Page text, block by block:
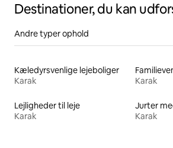
Destinationer, du kan
Andre typer ophold
Kæledyrsvenlige lejeboliger
Karak
Karak
Lejligheder til leje
Karak
Jurter
Karak